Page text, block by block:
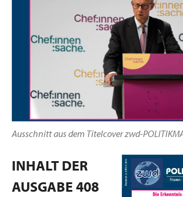
Ausschnitt aus dem Titelcover zwd-
INHALT DER
AUSGABE 408